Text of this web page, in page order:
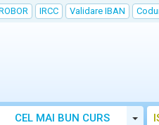
IRCC Validare IBAN
CEL MAI BUN CURS